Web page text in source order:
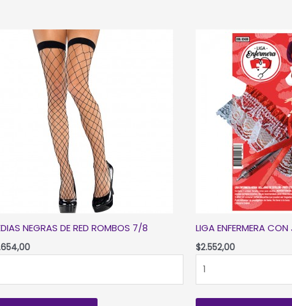
NEGRAS DE RED ROMBOS 7/8 LIGA ENFERMERA CON
$2.552,00
ENFERMERA